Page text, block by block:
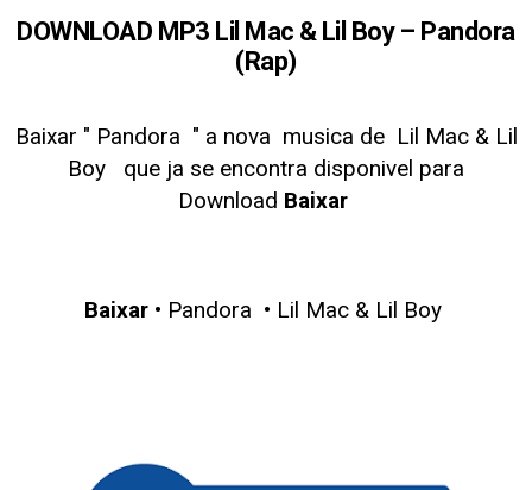
DOWNLOAD MP3 Lil Mac & Lil Boy – Pandora
(Rap)
Baixar " Pandora " a nova musica de Lil Mac & Lil
Boy
que ja se encontra disponivel para
Download Baixar
Baixar • Pandora • Lil Mac & Lil Boy